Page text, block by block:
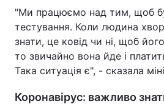
"Ми працюємо над тим, щоб
тестування. Коли людина
знати, це ковід чи ні, щоб
то звичайно вона йде і
Така ситуація є", - сказала
Коронавірус: важливо